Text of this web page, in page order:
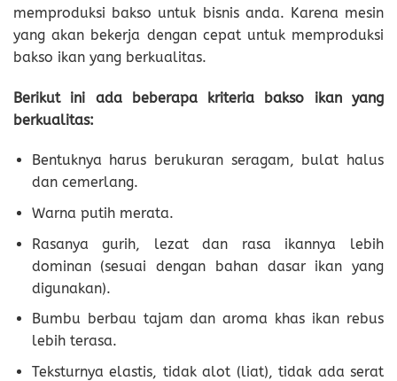
memproduksi bakso untuk bisnis anda. Karena mesin
yang akan bekerja dengan cepat untuk memproduksi
bakso ikan yang berkualitas.
Berikut ini ada beberapa kriteria bakso ikan yang
berkualitas:
Bentuknya harus berukuran seragam, bulat halus
dan cemerlang.
Warna putih merata.
Rasanya gurih, lezat dan rasa ikannya lebih
dominan (sesuai dengan bahan dasar ikan yang
digunakan).
Bumbu berbau tajam dan aroma khas ikan rebus
lebih terasa.
Teksturnya elastis, tidak alot (liat), tidak ada serat